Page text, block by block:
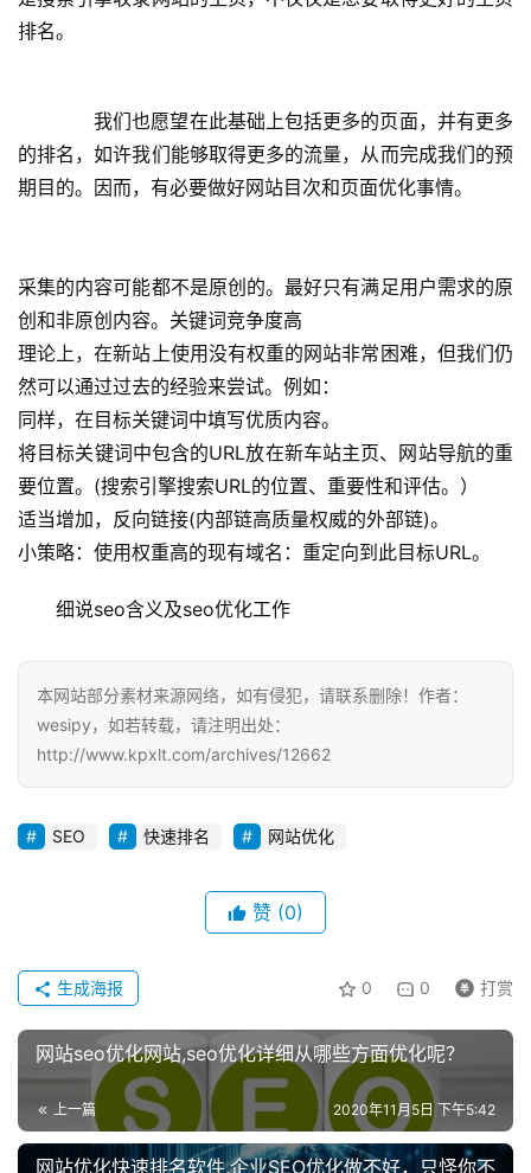
排名。
我们也愿望在此基础上包括更多的页面，并有更多
的排名，如许我们能够取得更多的流量，从而完成我们的预
期目的。因而，有必要做好网站目次和页面优化事情。
采集的内容可能都不是原创的。最好只有满足用户需求的原
创和非原创内容。关键词竞争度高
理论上，在新站上使用没有权重的网站非常困难，但我们仍
然可以通过过去的经验来尝试。例如：
同样，在目标关键词中填写优质内容。
将目标关键词中包含的URL放在新车站主页、网站导航的重
要位置。(搜索引擎搜索URL的位置、重要性和评估。）
适当增加，反向链接(内部链高质量权威的外部链)。
小策略：使用权重高的现有域名：重定向到此目标URL。
细说seo含义及seo优化工作
本网站部分素材来源网络，如有侵犯，请联系删除！作者：
wesipy，如若转载，请注明出处：
http://www.kpxlt.com/archives/12662
SEO 快速排名 网站优化
赞 (0)
0 0 打赏
生成海报
网站seo优化网站,seo优化详细从哪些方面优化呢？
上一篇 2020年11月5日 下午5:42
网站优化快速排名软件,企业SEO优化做不好，只怪你不